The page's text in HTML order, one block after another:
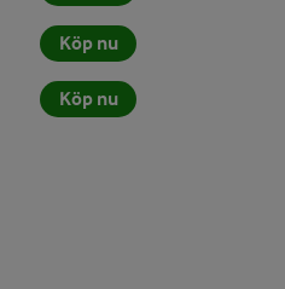
Köp nu
Köp nu